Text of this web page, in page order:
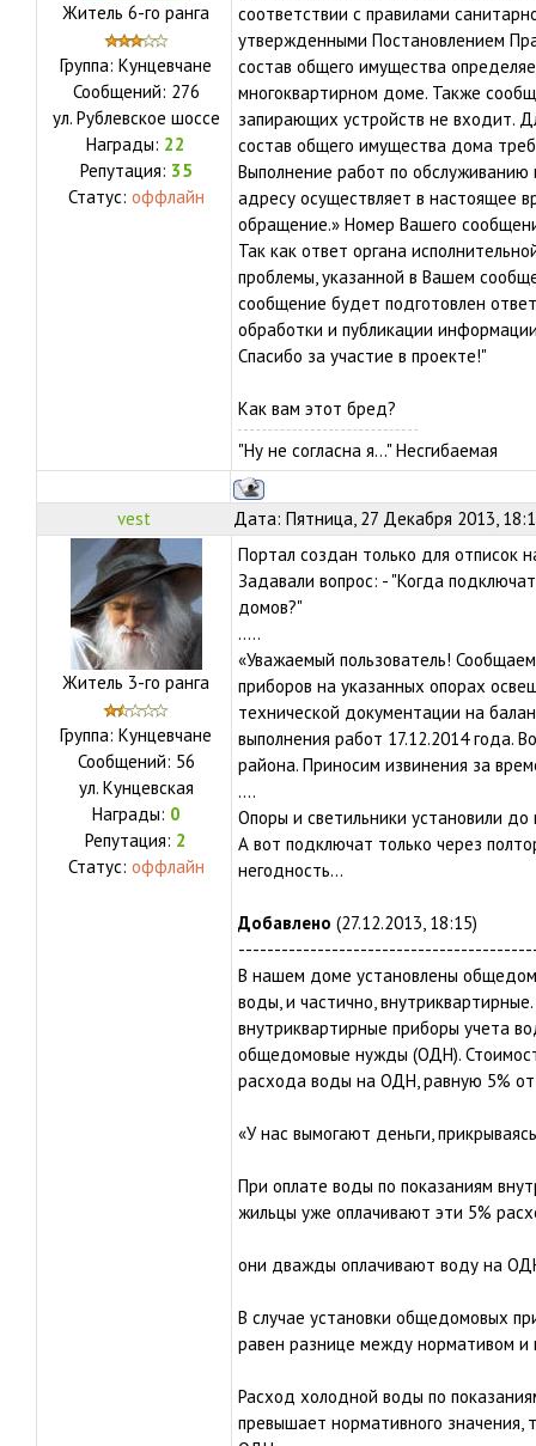
Житель 6-го ранга
Группа: Кунцевчане
Сообщений: 276
ул. Рублевское шоссе
Награды: 22
Репутация: 35
Статус: оффлайн
соответствии с правилами
утвержденными Постановлением
состав общего имущества
многоквартирном доме. Также
запирающих устройств не входит.
состав общего имущества дома
Выполнение работ по
адресу осуществляет в настоящее
обращение.» Номер Вашего
Так как ответ органа
проблемы, указанной в Вашем
сообщение будет подготовлен
обработки и публикации
Спасибо за участие в проекте!"
Как вам этот бред?
"Ну не согласна я..." Несгибаемая
vest Дата: Пятница, 27 Декабря 2013,
Житель 3-го ранга
Группа: Кунцевчане
Сообщений: 56
ул. Кунцевская
Награды: 0
Репутация: 2
Статус: оффлайн
Портал создан только для отписок
Задавали вопрос: - "Когда
домов?"
.....
«Уважаемый пользователь!
приборов на указанных опорах
технической документации на
выполнения работ 17.12.2014 года.
района. Приносим извинения за
....
Опоры и светильники установили до
А вот подключат только через
негодность...
Добавлено (27.12.2013, 18:15)
В нашем доме установлены
воды, и частично,
внутриквартирные приборы учета
общедомовые нужды (ОДН).
расхода воды на ОДН, равную 5%
«У нас вымогают деньги,
При оплате воды по показаниям
жильцы уже оплачивают эти 5%
они дважды оплачивают воду на
В случае установки общедомовых
равен разнице между нормативом и
Расход холодной воды по
превышает нормативного